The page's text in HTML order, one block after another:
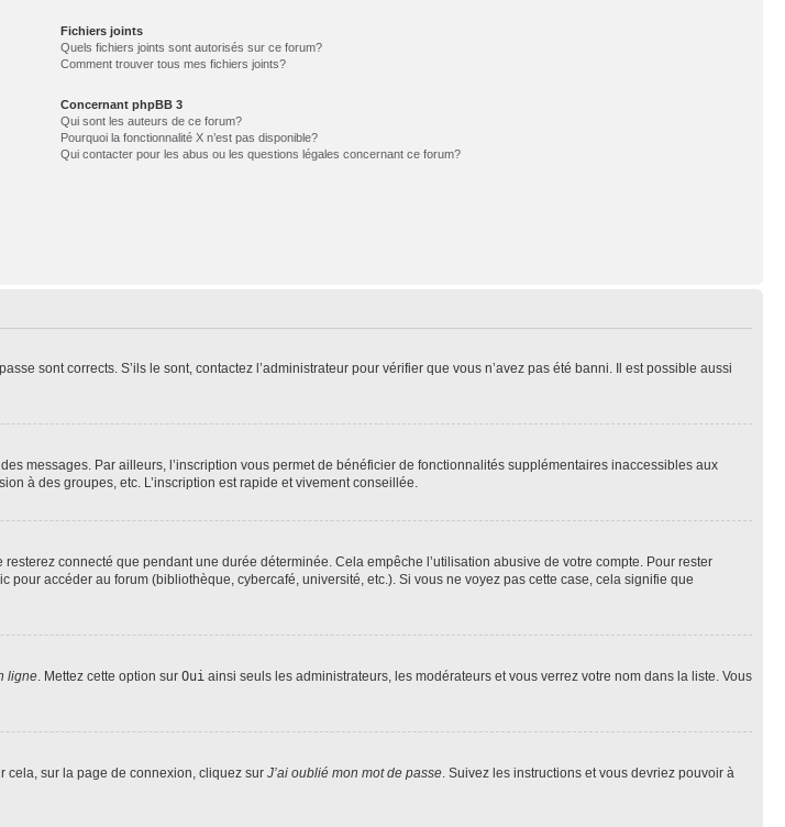
Fichiers joints
Quels fichiers joints sont autorisés sur ce forum?
Comment trouver tous mes fichiers joints?
Concernant phpBB 3
Qui sont les auteurs de ce forum?
Pourquoi la fonctionnalité X n’est pas disponible?
Qui contacter pour les abus ou les questions légales concernant ce forum?
sont corrects. S’ils le sont, contactez l’administrateur pour vérifier que vous n’avez pas été banni. Il est possible aussi
messages. Par ailleurs, l’inscription vous permet de bénéficier de fonctionnalités supplémentaires inaccessibles aux
à des groupes, etc. L’inscription est rapide et vivement conseillée.
resterez connecté que pendant une durée déterminée. Cela empêche l’utilisation abusive de votre compte. Pour rester
accéder au forum (bibliothèque, cybercafé, université, etc.). Si vous ne voyez pas cette case, cela signifie que
ligne. Mettez cette option sur Oui ainsi seuls les administrateurs, les modérateurs et vous verrez votre nom dans la liste. Vous
cela, sur la page de connexion, cliquez sur J’ai oublié mon mot de passe. Suivez les instructions et vous devriez pouvoir à